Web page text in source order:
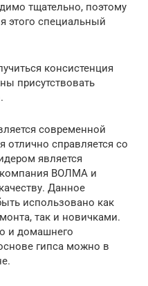
тщательно, поэтому
этого специальный
консистенция
присутствовать
современной
отлично справляется со
является
компания ВОЛМА и
Данное
использовано как
так и новичками.
и домашнего
гипса можно в